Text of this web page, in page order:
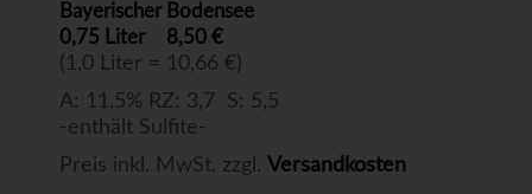
Bayerischer Bodensee
0,75 Liter
8,50 €
(1,0 Liter = 10,66 €)
A: 11,5% RZ: 3,7 S: 5,5
-enthält Sulfite-
Preis inkl. MwSt. zzgl. Versandkosten